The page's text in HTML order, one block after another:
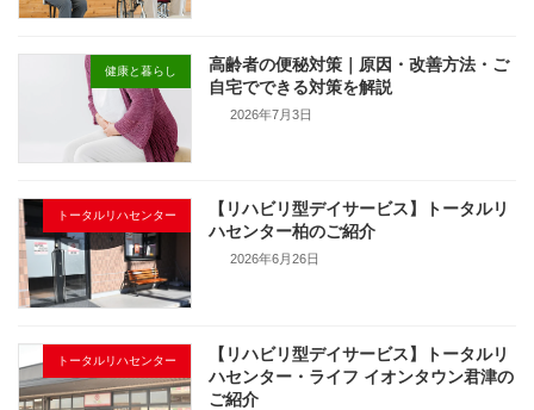
健康と暮らし
高齢者の便秘対策｜原因・改善方法・ご
自宅でできる対策を解説
2026年7月3日
トータルリハセンター
【リハビリ型デイサービス】トータルリ
ハセンター柏のご紹介
2026年6月26日
トータルリハセンター
【リハビリ型デイサービス】トータルリ
ハセンター・ライフ イオンタウン君津の
ご紹介